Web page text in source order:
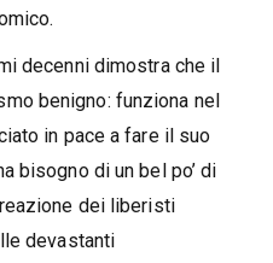
decenni dimostra che il
benigno: funziona nel
in pace a fare il suo
bisogno di un bel po’ di
dei liberisti
devastanti